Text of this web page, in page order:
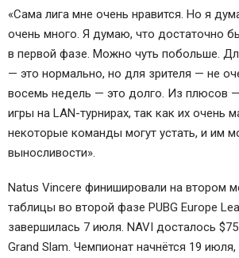
«Сама лига мне очень нравится. Но я
очень много. Я думаю, что достаточно
в первой фазе. Можно чуть побольше.
— это нормально, но для зрителя — не
восемь недель — это долго. Из плюсов
игры на LAN-турнирах, так как их очень
некоторые команды могут устать, и им
выносливости».
Natus Vincere финишировали на втором
таблицы во второй фазе PUBG Europe
завершилась 7 июля. NAVI досталось
Grand Slam. Чемпионат начнётся 19